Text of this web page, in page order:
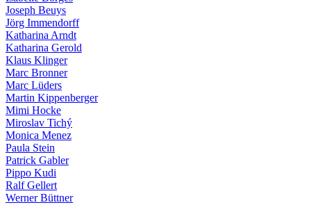
Joseph Beuys
Jörg Immendorff
Katharina Arndt
Katharina Gerold
Klaus Klinger
Marc Bronner
Marc Lüders
Martin Kippenberger
Mimi Hocke
Miroslav Tichý
Monica Menez
Paula Stein
Patrick Gabler
Pippo Kudi
Ralf Gellert
Werner Büttner